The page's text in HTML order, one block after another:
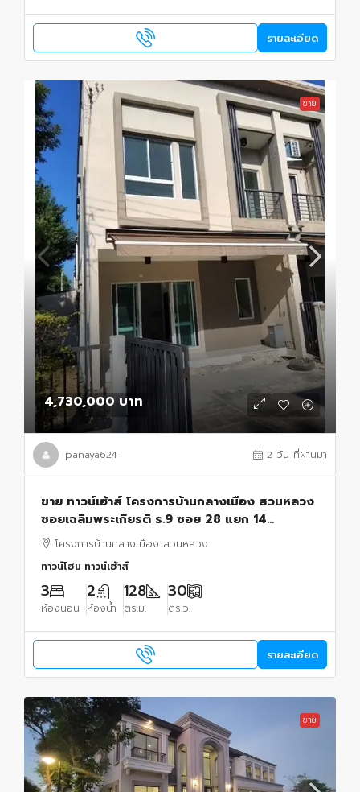
รายละเอียด
ขาย
4,730,000 บาท
panaya624 2 วัน ที่ผ่านมา
ขาย ทาวน์เฮ้าส์ โครงการบ้านกลางเมือง สวนหลวง
ซอยเฉลิมพระเกียรติ ร.9 ซอย 28 แยก 14
กรุงเทพมหานคร
โครงการบ้านกลางเมือง สวนหลวง
ทาวน์โฮม ทาวน์เฮ้าส์
3
ห้องนอน
2
ห้องน้ำ
128
ตร.ม.
30
ตร.ว.
รายละเอียด
ขาย